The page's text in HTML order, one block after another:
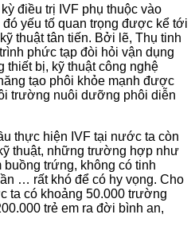
điều trị IVF phụ thuộc vào
đó yếu tố quan trọng được kể tới
thuật tân tiến. Bởi lẽ, Thụ tinh
phức tạp đòi hỏi vận dụng
thiết bị, kỹ thuật công nghệ
tạo phôi khỏe mạnh được
trường nuôi dưỡng phôi diễn
thực hiện IVF tại nước ta còn
thuật, những trường hợp như
trứng, không có tinh
… rất khó để có hy vọng. Cho
ta có khoảng 50.000 trường
trẻ em ra đời bình an,